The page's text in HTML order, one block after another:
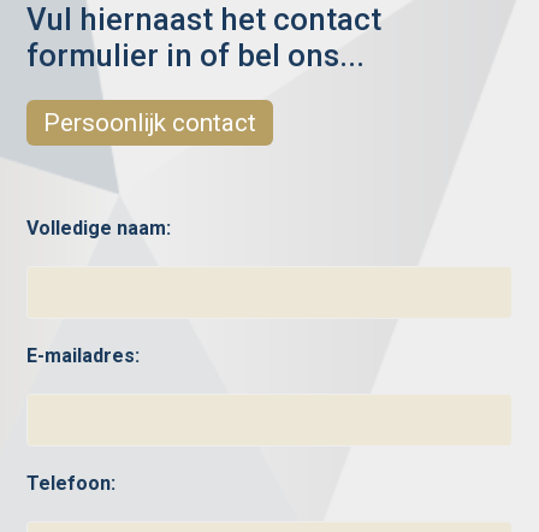
Vul hiernaast het contact
formulier in of bel ons...
Persoonlijk contact
Volledige naam:
E-mailadres:
Telefoon: